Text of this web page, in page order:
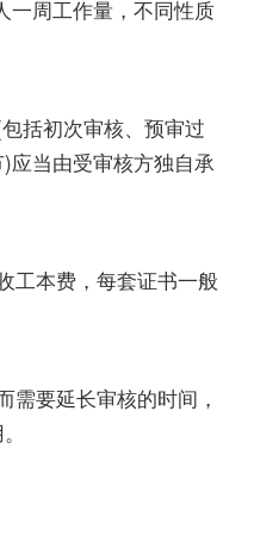
一周工作量，不同性质
括初次审核、预审过
应当由受审核方独自承
工本费，每套证书一般
需要延长审核的时间，